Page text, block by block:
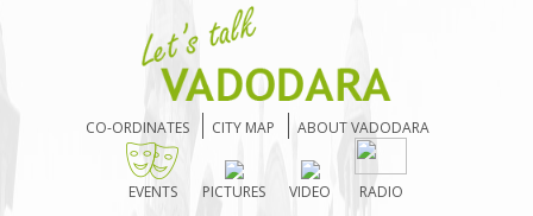
CO-ORDINATES CITY MAP ABOUT VADODARA
EVENTS PICTURES VIDEO RADIO